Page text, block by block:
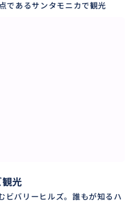
buyma/1214.html
日時
であるサンタモニカで観光
光
ビバリーヒルズ。誰もが知るハ